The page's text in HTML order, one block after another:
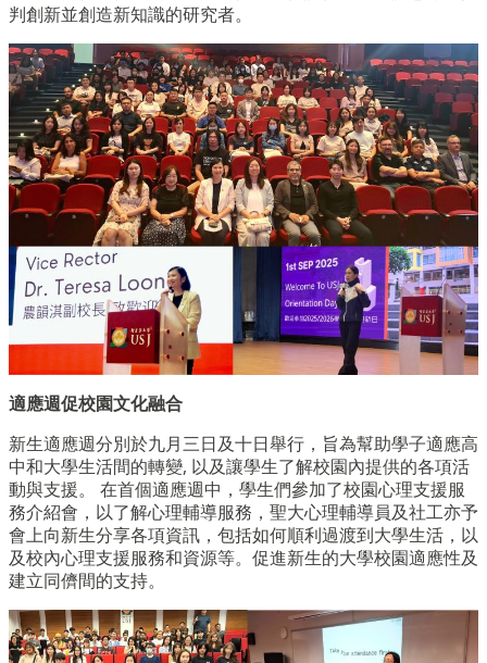
判創新並創造新知識的研究者。
適應週促校園文化融合
新生適應週分別於九月三日及十日舉行，旨為幫助學子適應高
中和大學生活間的轉變, 以及讓學生了解校園內提供的各項活
動與支援。 在首個適應週中，學生們參加了校園心理支援服
務介紹會，以了解心理輔導服務，聖大心理輔導員及社工亦予
會上向新生分享各項資訊，包括如何順利過渡到大學生活，以
及校內心理支援服務和資源等。促進新生的大學校園適應性及
建立同儕間的支持。